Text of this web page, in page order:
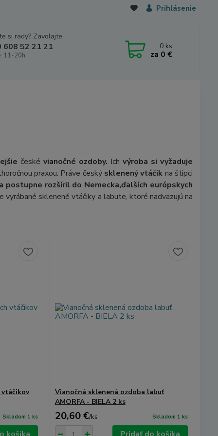
Prihlásenie
si rady? Zavolajte.
608 52 21 21
11-20h
0 ks
za 0 €
českévianočné ozdoby. Ichvýroba si vyžaduje
praxou. Práve český sklenený vtáčik na štipci
postupne rozšíril do Nemecka,ďalších európskych
vyrábané sklenené vtáčiky a labute, ktoré nadväzujú na
vtáčikov
Skladom 1 ks
Vianočná sklenená ozdoba labuť
AMORFA - BIELA ​​2 ks
20,60 €/ks Skladom 1 ks